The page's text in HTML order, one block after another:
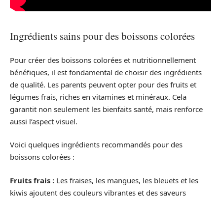
Ingrédients sains pour des boissons colorées
Pour créer des boissons colorées et nutritionnellement
bénéfiques, il est fondamental de choisir des ingrédients
de qualité. Les parents peuvent opter pour des fruits et
légumes frais, riches en vitamines et minéraux. Cela
garantit non seulement les bienfaits santé, mais renforce
aussi l’aspect visuel.
Voici quelques ingrédients recommandés pour des
boissons colorées :
Fruits frais : Les fraises, les mangues, les bleuets et les
kiwis ajoutent des couleurs vibrantes et des saveurs